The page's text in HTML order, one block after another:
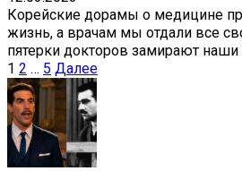
Корейские дорамы о медицине
жизнь, а врачам мы отдали все
пятерки докторов замирают наши
Пагинация
записей
1 2 … 5 Далее